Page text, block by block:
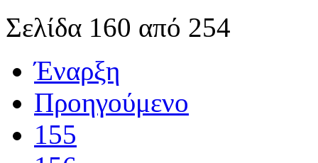
Σελίδα 160 από 254
Έναρξη
Προηγούμενο
155